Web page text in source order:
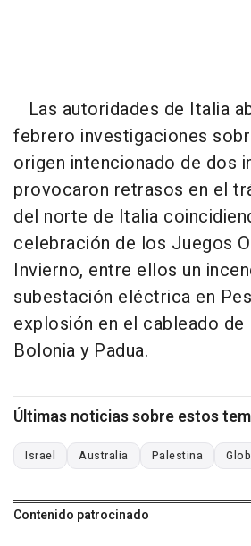
Las autoridades de Italia
febrero investigaciones
origen intencionado de dos
provocaron retrasos en el
del norte de Italia
celebración de los Juegos
Invierno, entre ellos un
subestación eléctrica en
explosión en el cableado de
Bolonia y Padua.
Últimas noticias sobre estos
Israel Australia Palestina
Contenido patrocinado